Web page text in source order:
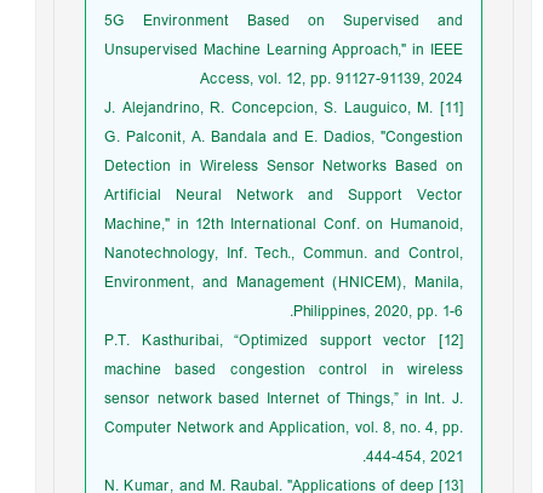
5G Environment Based on Supervised and
Unsupervised Machine Learning Approach," in IEEE
Access, vol. 12, pp. 91127-91139, 2024
[11] J. Alejandrino, R. Concepcion, S. Lauguico, M.
G. Palconit, A. Bandala and E. Dadios, "Congestion
Detection in Wireless Sensor Networks Based on
Artificial Neural Network and Support Vector
Machine," in 12th International Conf. on Humanoid,
Nanotechnology, Inf. Tech., Commun. and Control,
Environment, and Management (HNICEM), Manila,
Philippines, 2020, pp. 1-6.
[12] P.T. Kasthuribai, “Optimized support vector
machine based congestion control in wireless
sensor network based Internet of Things,” in Int. J.
Computer Network and Application, vol. 8, no. 4, pp.
444-454, 2021.
[13] N. Kumar, and M. Raubal. "Applications of deep